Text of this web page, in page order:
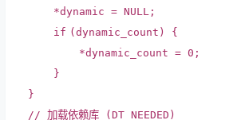
*dynamic = NULL;
if (dynamic_count) {
*dynamic_count = 0;
}
}
// 加载依赖库 (DT_NEEDED)